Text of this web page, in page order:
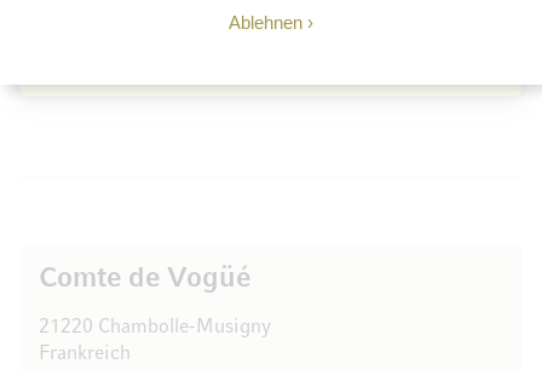
Ablehnen
Comte de Vogüé
21220 Chambolle-Musigny
Frankreich